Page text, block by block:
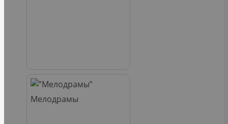
Мелодрамы